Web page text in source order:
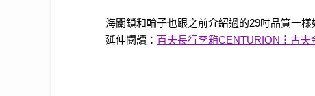
海關鎖和輪子也跟之前介紹過的29吋品質一樣
延伸閱讀： 百夫長行李箱CENTURION┇古